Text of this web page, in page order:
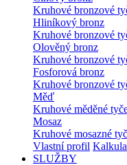
Kruhové bronzové
Hliníkový bronz
Kruhové bronzové
Olověný bronz
Kruhové bronzové
Fosforová bronz
Kruhové bronzové
Měď
Kruhové měděné
Mosaz
Kruhové mosazné
Vlastní profil
SLUŽBY